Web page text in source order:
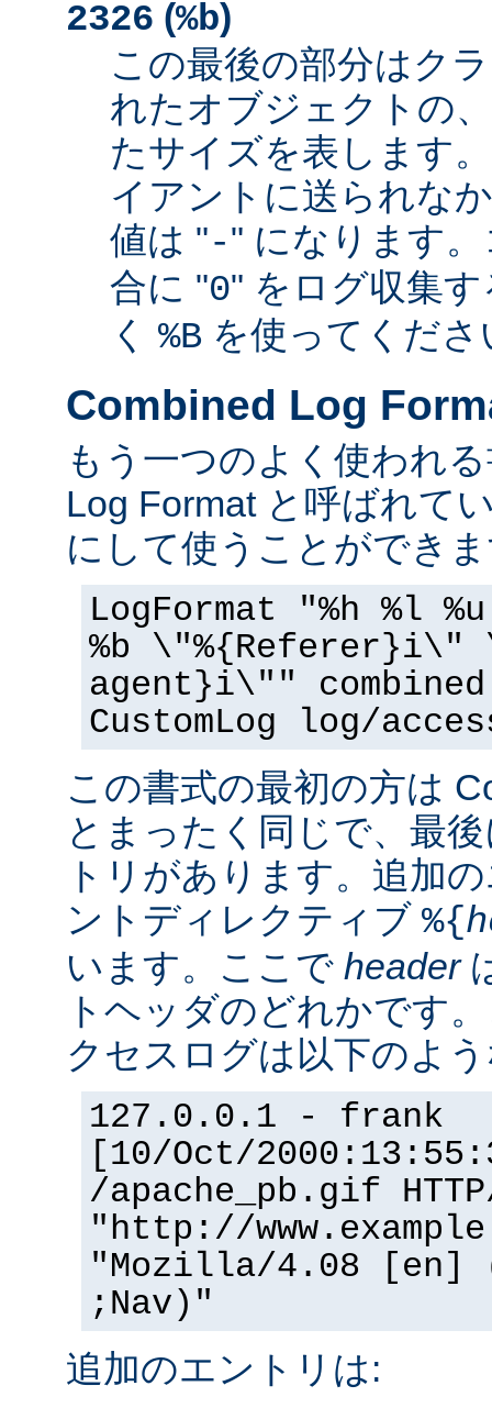
2326 (%b)
この最後の部分はク
れたオブジェクトの
たサイズを表します
イアントに送られな
値は "-" になります
合に "0" をログ収集
く %B を使ってくださ
Combined Log
もう一つのよく使われ
Log Format と呼ばれて
にして使うことができ
LogFormat "%h %l
%b \"%{Referer}i\"
agent}i\"" combined
CustomLog log/
この書式の最初の方は
とまったく同じで、最
トリがあります。追加
ントディレクティブ %{
います。ここで header
トヘッダのどれかです
クセスログは以下のよ
127.0.0.1 - frank
[10/Oct/
/apache_pb.gif
"http://
"Mozilla/4.08 [en]
;Nav)"
追加のエントリは: